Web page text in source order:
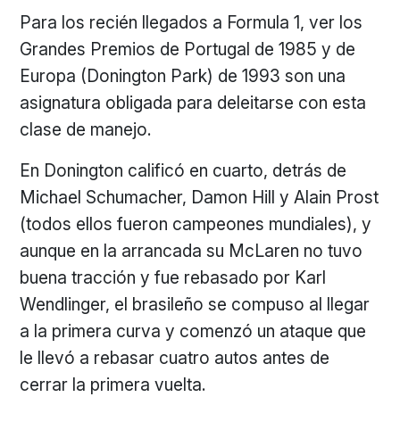
Para los recién llegados a Formula 1, ver los
Grandes Premios de Portugal de 1985 y de
Europa (Donington Park) de 1993 son una
asignatura obligada para deleitarse con esta
clase de manejo.
En Donington calificó en cuarto, detrás de
Michael Schumacher, Damon Hill y Alain Prost
(todos ellos fueron campeones mundiales), y
aunque en la arrancada su McLaren no tuvo
buena tracción y fue rebasado por Karl
Wendlinger, el brasileño se compuso al llegar
a la primera curva y comenzó un ataque que
le llevó a rebasar cuatro autos antes de
cerrar la primera vuelta.